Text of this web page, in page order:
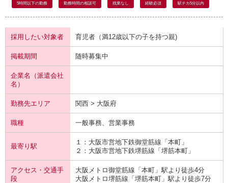
5時間以下の勤務 勤務時間の相談可 残業なし 経験必須 駅チカ5分以内
採用したい対象者 育児者（満12歳以下の子を持つ親)
掲載期間 随時募集中
企業名（派遣会社
名）
勤務先エリア 関西 > 大阪府
職種 一般事務、営業事務
最寄り駅
１：大阪市営地下鉄御堂筋線 「本町」
２：大阪市営地下鉄堺筋線 「堺筋本町」
アクセス・交通手
段
大阪メトロ御堂筋線「本町」駅より徒歩4分
大阪メトロ堺筋線「堺筋本町」駅より徒歩7分